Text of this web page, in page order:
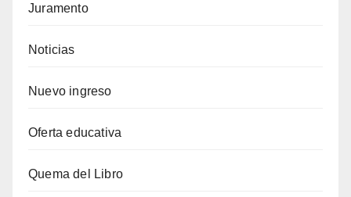
Juramento
Noticias
Nuevo ingreso
Oferta educativa
Quema del Libro